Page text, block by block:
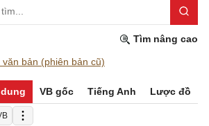
Tìm nâng cao
bản (phiên bản cũ)
VB gốc Tiếng Anh Lược đồ